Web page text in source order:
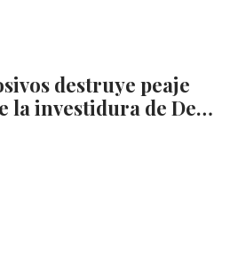
destruye peaje
la investidura de De…